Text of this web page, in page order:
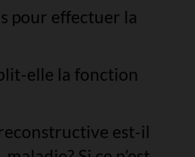
pour effectuer la
elle la fonction
est-il